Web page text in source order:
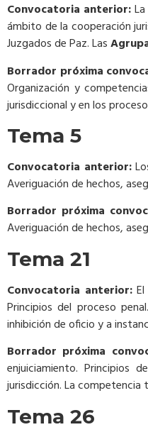
Convocatoria anterior:La
ámbito de la cooperación
Juzgados de Paz. Las
Borrador próxima
Organización y
jurisdiccional y en los
Tema 5
Convocatoria anterior:
Averiguación de hechos,
Borrador próxima
Averiguación de hechos,
Tema 21
Convocatoria anterior:El
Principios del proceso
inhibición de oficio y a
Borrador próxima
enjuiciamiento. Principios
jurisdicción. La
Tema 26